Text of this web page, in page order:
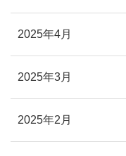
2025年4月
2025年3月
2025年2月